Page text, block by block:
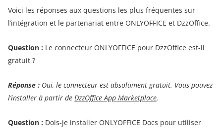
Voici les réponses aux questions les plus fréquentes sur
l’intégration et le partenariat entre ONLYOFFICE et DzzOffice.
Question : Le connecteur ONLYOFFICE pour DzzOffice est-il
gratuit ?
Réponse : Oui, le connecteur est absolument gratuit. Vous pouvez
l’installer à partir de DzzOffice App Marketplace.
Question : Dois-je installer ONLYOFFICE Docs pour utiliser